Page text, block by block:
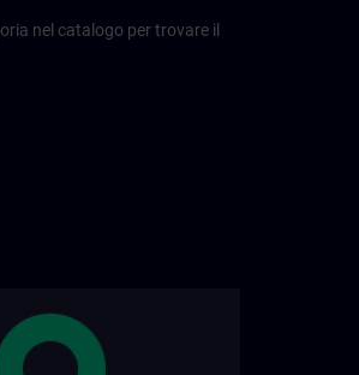
nel catalogo per trovare il